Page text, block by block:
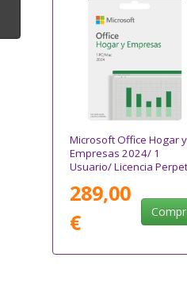
Microsoft Office Hogar y
Empresas 2024/ 1
Usuario/ Licencia
289,00
€